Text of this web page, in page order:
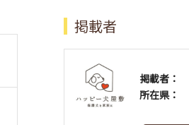
掲載者
掲載者：
所在県：